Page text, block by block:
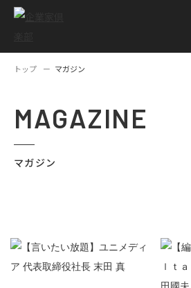
トップ マガジン
MAGAZINE
マガジン